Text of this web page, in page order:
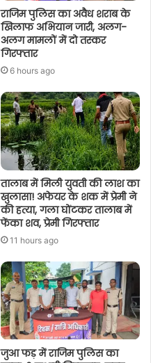
राजिम पुलिस का अवैध शराब के
खिलाफ अभियान जारी, अलग-
अलग मामलों में दो तस्कर
गिरफ्तार
6 hours ago
तालाब में मिली युवती की लाश का
खुलासा! अफेयर के शक में प्रेमी ने
की हत्या, गला घोंटकर तालाब में
फेंका शव, प्रेमी गिरफ्तार
11 hours ago
जुआ फड़ में राजिम पुलिस का